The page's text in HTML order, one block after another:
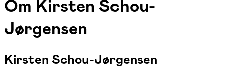
Om Kirsten Schou-
Jørgensen
Kirsten Schou-Jørgensen